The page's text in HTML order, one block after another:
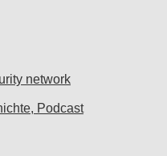
network
Podcast